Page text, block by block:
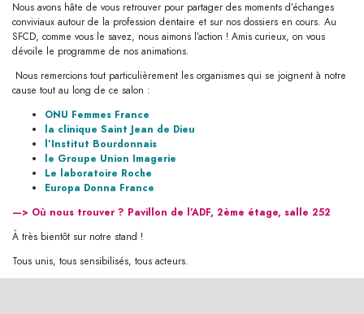
Nous avons hâte de vous retrouver pour partager des moments d’échanges
conviviaux autour de la profession dentaire et sur nos dossiers en cours. Au
SFCD, comme vous le savez, nous aimons l’action ! Amis curieux, on vous
dévoile le programme de nos animations.
Nous remercions tout particulièrement les organismes qui se joignent à notre
cause tout au long de ce salon :
ONU Femmes France
la clinique Saint Jean de Dieu
l’Institut Bourdonnais
le Groupe Union Imagerie
Le laboratoire Roche
Europa Donna France
—> Où nous trouver ? Pavillon de l’ADF, 2ème étage, salle 252
À très bientôt sur notre stand !
Tous unis, tous sensibilisés, tous acteurs.